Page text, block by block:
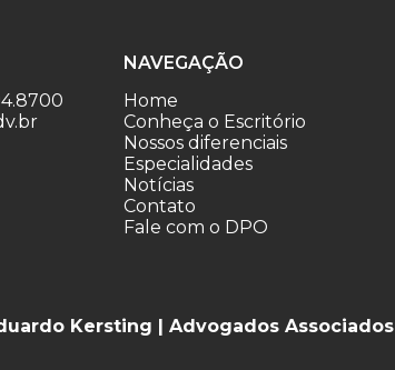
NAVEGAÇÃO
Home
Conheça o Escritório
Nossos diferenciais
Especialidades
Notícias
Contato
Fale com o DPO
Kersting | Advogados Associados